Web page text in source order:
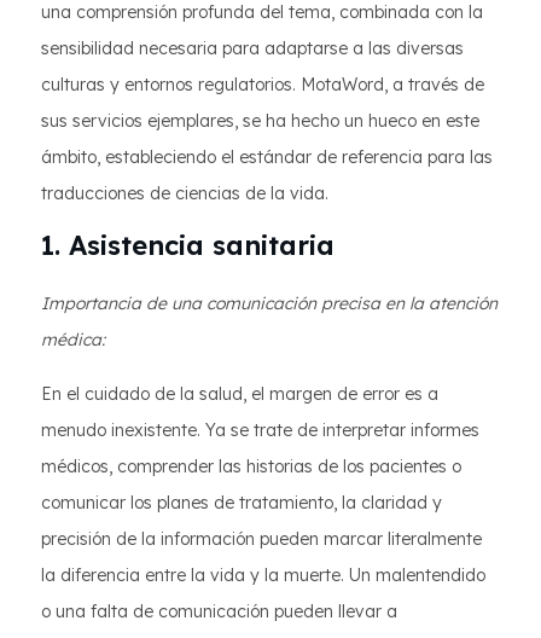
una comprensión profunda del tema, combinada con la
sensibilidad necesaria para adaptarse a las diversas
culturas y entornos regulatorios. MotaWord, a través de
sus servicios ejemplares, se ha hecho un hueco en este
ámbito, estableciendo el estándar de referencia para las
traducciones de ciencias de la vida.
1. Asistencia sanitaria
Importancia de una comunicación precisa en la atención
médica:
En el cuidado de la salud, el margen de error es a
menudo inexistente. Ya se trate de interpretar informes
médicos, comprender las historias de los pacientes o
comunicar los planes de tratamiento, la claridad y
precisión de la información pueden marcar literalmente
la diferencia entre la vida y la muerte. Un malentendido
o una falta de comunicación pueden llevar a